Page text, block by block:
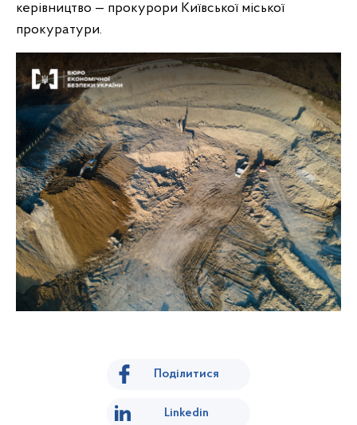
керівництво — прокурори Київської міської
прокуратури.
Поділитися
Linkedin